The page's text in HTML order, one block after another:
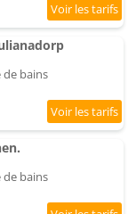
de bains
de bains